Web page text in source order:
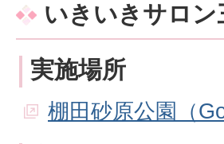
いきいきサロン
実施場所
棚田砂原公園（